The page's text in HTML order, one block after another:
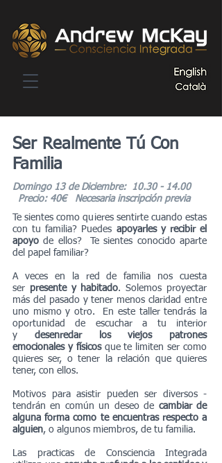
Ser Realmente Tú Con
Familia
Domingo 13 de Diciembre: 10.30 - 14.00
Precio: 40€ Necesaria inscripción previa
Te sientes como quieres sentirte cuando estas
con tu familia? Puedes apoyarles y recibir el
apoyo de ellos? Te sientes conocido aparte
del papel familiar?
A veces en la red de familia nos cuesta
ser presente y habitado. Solemos proyectar
más del pasado y tener menos claridad entre
uno mismo y otro. En este taller tendrás la
oportunidad de escuchar a tu interior
y desenredar los viejos patrones
emocionales y físicosque te limiten ser como
quieres ser, o tener la relación que quieres
tener, con ellos.
Motivos para asistir pueden ser diversos -
tendrán en común un deseo de cambiar de
alguna forma como te encuentras respecto a
alguien, o algunos miembros, de tu familia.
Las practicas de Consciencia Integrada